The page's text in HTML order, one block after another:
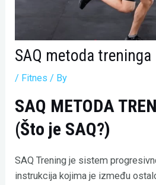
SAQ metoda treninga
/ Fitnes / By
SAQ METODA
(Što je SAQ?)
SAQ Trening je sistem
instrukcija kojima je između